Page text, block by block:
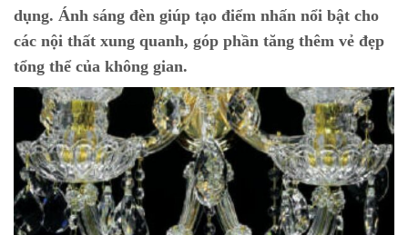
dụng. Ánh sáng đèn giúp tạo điểm nhấn nổi bật cho
các nội thất xung quanh, góp phần tăng thêm vẻ đẹp
tổng thể của không gian.